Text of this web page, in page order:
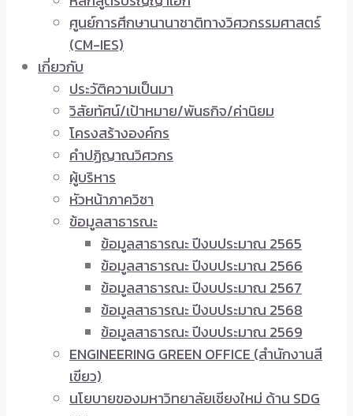
ศูนย์การศึกษานานาชาติทางวิศวกรรมศาสตร์
(CM-IES)
เกี่ยวกับ
ประวัติความเป็นมา
วิสัยทัศน์/เป้าหมาย/พันธกิจ/ค่านิยม
โครงสร้างองค์กร
คำปฏิญาณวิศวกร
ผู้บริหาร
หัวหน้าภาควิชา
ข้อมูลสาธารณะ
ข้อมูลสาธารณะ ปีงบประมาณ 2565
ข้อมูลสาธารณะ ปีงบประมาณ 2566
ข้อมูลสาธารณะ ปีงบประมาณ 2567
ข้อมูลสาธารณะ ปีงบประมาณ 2568
ข้อมูลสาธารณะ ปีงบประมาณ 2569
ENGINEERING GREEN OFFICE (สำนักงานสี
เขียว)
นโยบายของมหาวิทยาลัยเชียงใหม่ ด้าน SDG